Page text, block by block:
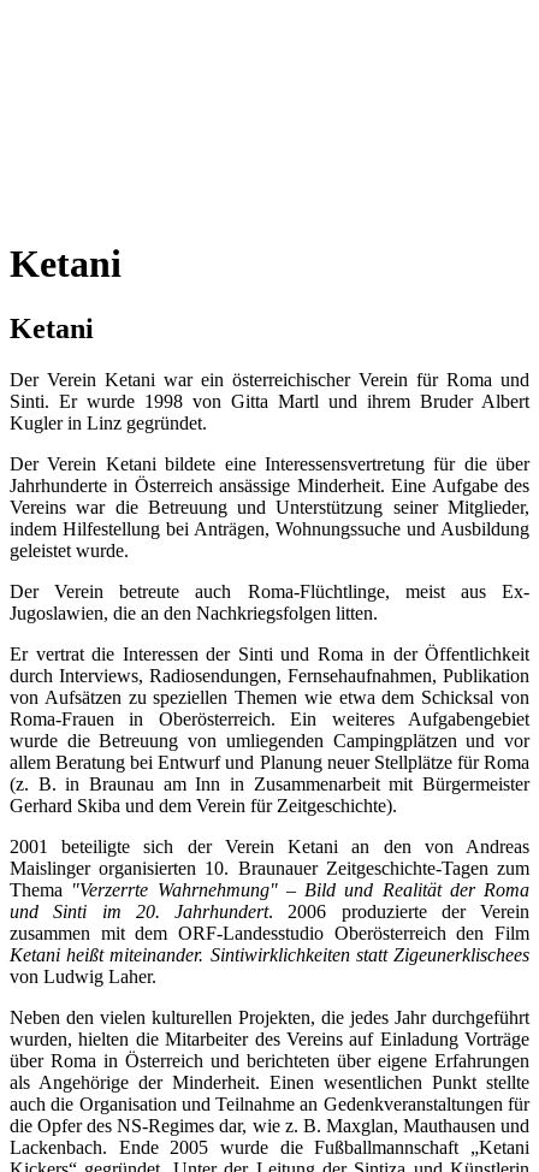
Ketani
Ketani
Der Verein Ketani war ein österreichischer Verein für Roma und
Sinti. Er wurde 1998 von Gitta Martl und ihrem Bruder Albert
Kugler in Linz gegründet.
Der Verein Ketani bildete eine Interessensvertretung für die über
Jahrhunderte in Österreich ansässige Minderheit. Eine Aufgabe des
Vereins war die Betreuung und Unterstützung seiner Mitglieder,
indem Hilfestellung bei Anträgen, Wohnungssuche und Ausbildung
geleistet wurde.
Der Verein betreute auch Roma-Flüchtlinge, meist aus Ex-
Jugoslawien, die an den Nachkriegsfolgen litten.
Er vertrat die Interessen der Sinti und Roma in der Öffentlichkeit
durch Interviews, Radiosendungen, Fernsehaufnahmen, Publikation
von Aufsätzen zu speziellen Themen wie etwa dem Schicksal von
Roma-Frauen in Oberösterreich. Ein weiteres Aufgabengebiet
wurde die Betreuung von umliegenden Campingplätzen und vor
allem Beratung bei Entwurf und Planung neuer Stellplätze für Roma
(z. B. in Braunau am Inn in Zusammenarbeit mit Bürgermeister
Gerhard Skiba und dem Verein für Zeitgeschichte).
2001 beteiligte sich der Verein Ketani an den von Andreas
Maislinger organisierten 10. Braunauer Zeitgeschichte-Tagen zum
Thema "Verzerrte Wahrnehmung" – Bild und Realität der Roma
und Sinti im 20. Jahrhundert. 2006 produzierte der Verein
zusammen mit dem ORF-Landesstudio Oberösterreich den Film
Ketani heißt miteinander. Sintiwirklichkeiten statt Zigeunerklischees
von Ludwig Laher.
Neben den vielen kulturellen Projekten, die jedes Jahr durchgeführt
wurden, hielten die Mitarbeiter des Vereins auf Einladung Vorträge
über Roma in Österreich und berichteten über eigene Erfahrungen
als Angehörige der Minderheit. Einen wesentlichen Punkt stellte
auch die Organisation und Teilnahme an Gedenkveranstaltungen für
die Opfer des NS-Regimes dar, wie z. B. Maxglan, Mauthausen und
Lackenbach. Ende 2005 wurde die Fußballmannschaft „Ketani